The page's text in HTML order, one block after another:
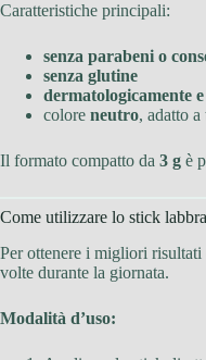
Caratteristiche principali:
senza parabeni o
senza glutine
dermatologicamente
colore neutro, adatto a
Il formato compatto da 3 g è
Come utilizzare lo stick labbra
Per ottenere i migliori
volte durante la giornata.
Modalità d’uso: